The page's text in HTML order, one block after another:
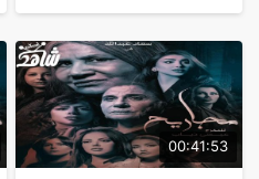
00:41:53